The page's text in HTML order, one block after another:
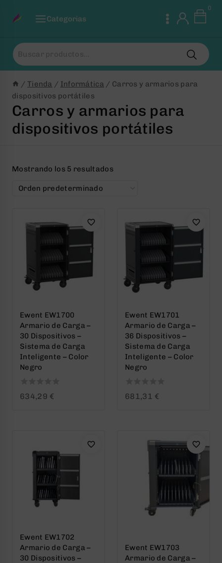
Categorias
0
Buscar
por:
/ Tienda / Informática / Carros y armarios para
dispositivos portátiles
Carros y armarios para
dispositivos portátiles
Mostrando los 5 resultados
Ewent EW1700
Armario de Carga –
30 Dispositivos –
Sistema de Carga
Inteligente – Color
Negro
0
634,29 €
Ewent EW1701
Armario de Carga –
36 Dispositivos –
Sistema de Carga
Inteligente – Color
Negro
0
681,31 €
Ewent EW1702
Armario de Carga –
30 Dispositivos –
Ewent EW1703
Armario de Carga –